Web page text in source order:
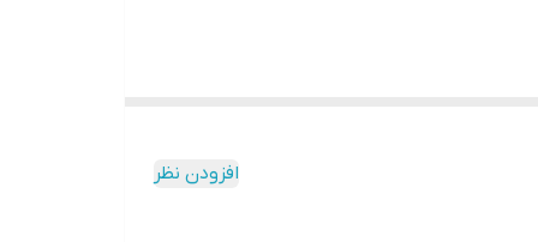
افزودن نظر